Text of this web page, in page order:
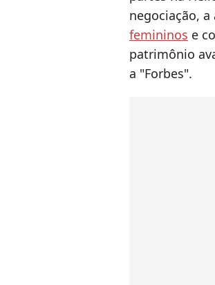
negociação, a
femininos e
patrimônio
a "Forbes".